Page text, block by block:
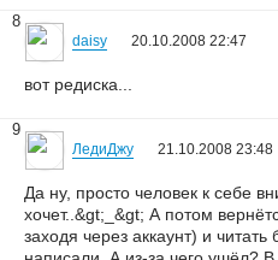
8
daisy 20.10.2008 22:47
вот редиска...
9
ЛедиДжу 21.10.2008 23:48
Да ну, просто человек к себе
хочет..&gt;_&gt; А потом
заходя через аккаунт) и читать